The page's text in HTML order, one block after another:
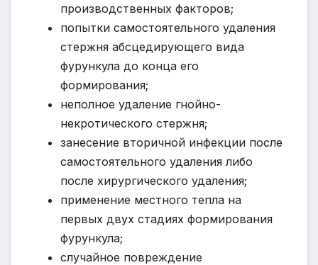
производственных факторов;
попытки самостоятельного удаления
стержня абсцедирующего вида
фурункула до конца его
формирования;
неполное удаление гнойно-
некротического стержня;
занесение вторичной инфекции после
самостоятельного удаления либо
после хирургического удаления;
применение местного тепла на
первых двух стадиях формирования
фурункула;
случайное повреждение